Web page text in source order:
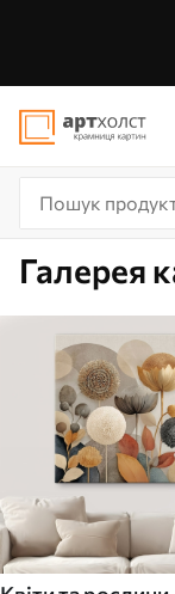
Галерея